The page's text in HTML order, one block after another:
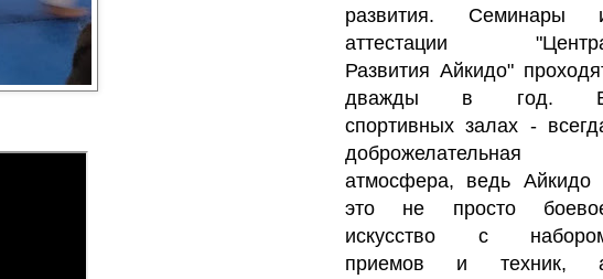
развития. Семинары
аттестации
Развития Айкидо"
дважды в год.
спортивных залах -
доброжелательная
атмосфера, ведь Айкидо
это не просто
искусство с
приемов и техник,